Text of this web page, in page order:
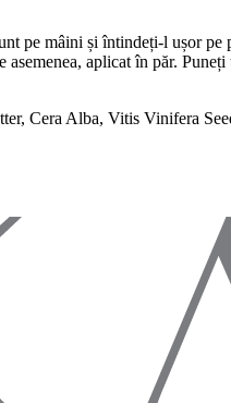
pe mâini și întindeți-l ușor
asemenea, aplicat în păr.
Cera Alba, Vitis Vinifera